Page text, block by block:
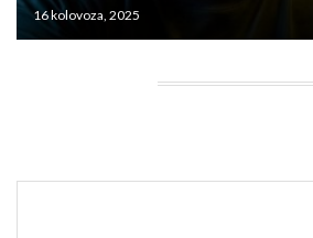
16 kolovoza, 2025